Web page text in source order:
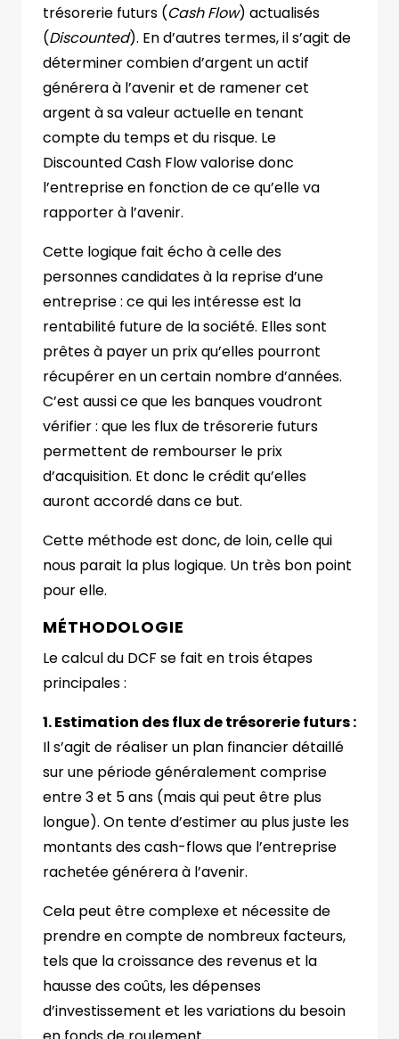
trésorerie futurs (Cash Flow) actualisés
(Discounted). En d’autres termes, il s’agit de
déterminer combien d’argent un actif
générera à l’avenir et de ramener cet
argent à sa valeur actuelle en tenant
compte du temps et du risque. Le
Discounted Cash Flow valorise donc
l’entreprise en fonction de ce qu’elle va
rapporter à l’avenir.
Cette logique fait écho à celle des
personnes candidates à la reprise d’une
entreprise : ce qui les intéresse est la
rentabilité future de la société. Elles sont
prêtes à payer un prix qu’elles pourront
récupérer en un certain nombre d’années.
C’est aussi ce que les banques voudront
vérifier : que les flux de trésorerie futurs
permettent de rembourser le prix
d’acquisition. Et donc le crédit qu’elles
auront accordé dans ce but.
Cette méthode est donc, de loin, celle qui
nous parait la plus logique. Un très bon point
pour elle.
MÉTHODOLOGIE
Le calcul du DCF se fait en trois étapes
principales :
1. Estimation des flux de trésorerie futurs :
Il s’agit de réaliser un plan financier détaillé
sur une période généralement comprise
entre 3 et 5 ans (mais qui peut être plus
longue). On tente d’estimer au plus juste les
montants des cash-flows que l’entreprise
rachetée générera à l’avenir.
Cela peut être complexe et nécessite de
prendre en compte de nombreux facteurs,
tels que la croissance des revenus et la
hausse des coûts, les dépenses
d’investissement et les variations du besoin